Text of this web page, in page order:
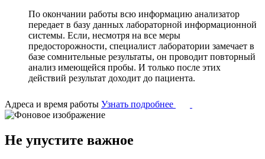
По окончании работы всю информацию анализатор
передает в базу данных лабораторной информационной
системы. Если, несмотря на все меры
предосторожности, специалист лаборатории замечает в
базе сомнительные результаты, он проводит повторный
анализ имеющейся пробы. И только после этих
действий результат доходит до пациента.
Адреса и время работы Узнать подробнее
Не упустите важное